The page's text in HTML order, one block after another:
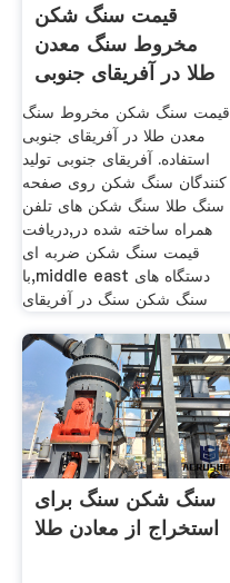
قیمت سنگ شکن
مخروط سنگ معدن
طلا در آفریقای جنوبی
استفاده
قیمت سنگ شکن مخروط سنگ
معدن طلا در آفریقای جنوبی
استفاده. آفریقای جنوبی تولید
کنندگان سنگ شکن روی صفحه
سنگ طلا سنگ شکن های تلفن
همراه ساخته شده در,دریافت
قیمت سنگ شکن ضربه ای
با,middle east دستگاه های
سنگ شکن سنگ در آفریقای
سنگ شکن سنگ برای
استخراج از معادن طلا